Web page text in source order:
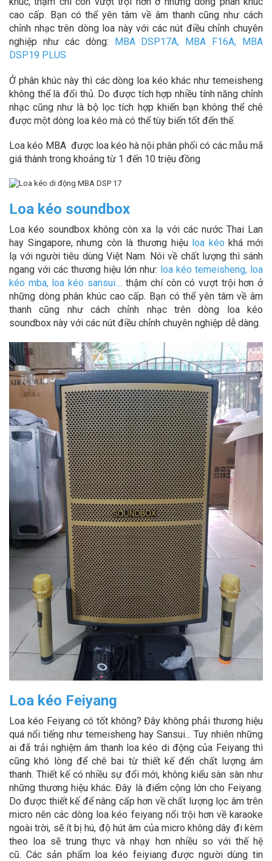
cao cấp. Bạn có thể yên tâm về âm thanh cũng như cách
chỉnh nhạc trên dòng loa này với các nút điều chỉnh chuyên
nghiệp như các dòng:
MBA DSP17A, MBA F16A, MBA
DSP19 PLUS
Ở phân khúc này thì các dòng loa kéo khác như temeisheng
không thể là đối thủ. Do được tích hợp nhiều tính năng chỉnh
nhạc cũng như là bộ lọc tích hợp khiến bạn không thể chê
được một dòng loa kéo mà có thể tùy biến tốt đến thế.
Loa kéo MBA được loa kéo hà nội phân phối có các mẫu mã
giá thành trong khoảng từ 1 đến 10 triệu đồng
Loa kéo soundbox
Loa kéo soundbox không còn xa lạ với các nước Thai Lan
hay Singapore, nhưng còn là thương hiệu loa kéo khá mới
lạ với người tiêu dùng Việt Nam. Nói về chất lượng thì sánh
ngang với các thương hiệu lớn như: loa kéo temeisheng, loa
kéo mba, loa kéo sansui.... thậm chí còn có vượt trội hơn ở
những dòng phân khúc cao cấp. Bạn có thể yên tâm về âm
thanh cũng như cách chỉnh nhạc trên dòng loa kéo
soundbox này với các nút điều chỉnh chuyên nghiệp dễ dàng.
Loa kéo Feiyang
Loa kéo Feiyang có tốt không? Đây không phải thương hiệu
quá nổi tiếng như temeisheng hay Sansui... Tuy nhiên những
ai đã trải nghiệm âm thanh loa kéo di động của Feiyang thì
cũng khó lòng để chê bai từ thiết kế đến chất lượng âm
thanh. Thiết kế có nhiều sự đổi mới, không kiểu sàn sàn như
những thương hiệu khác. Đây là điểm cộng lớn cho Feiyang.
Do được thiết kế để nâng cấp hơn về chất lượng lọc âm trên
micro nên các dòng loa kéo feiyang nổi trội hơn về karaoke
ngoài trời, sẽ ít bị hú, độ hút âm của micro không dây đi kèm
theo loa sẽ trung thực và nhạy hơn nhiều so với thế hệ
cũ. Các sản phẩm loa kéo feiyiang được người dùng tin